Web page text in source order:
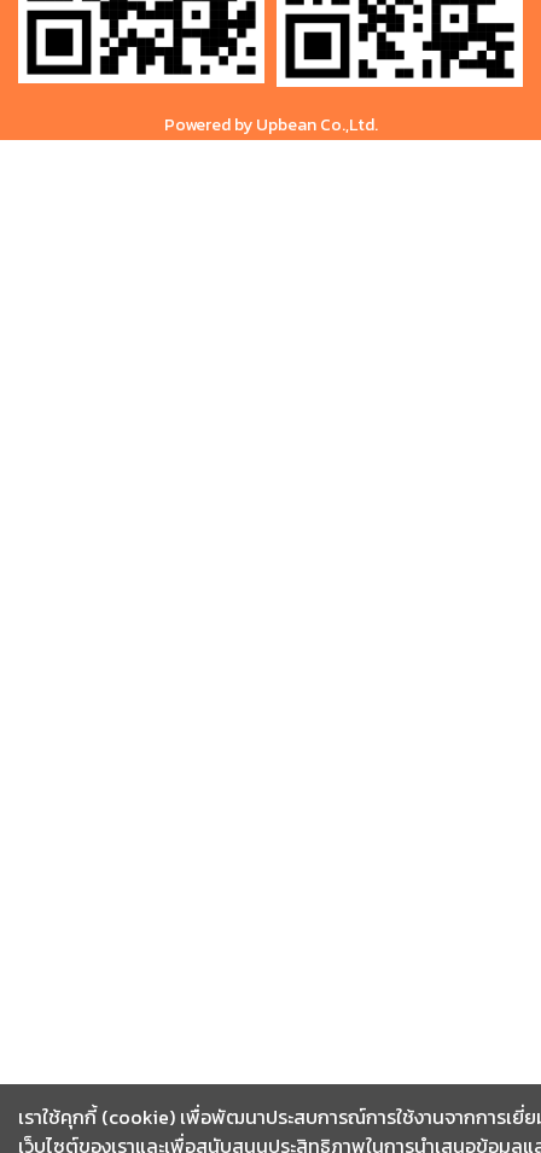
Powered by Upbean Co.,Ltd.
เราใช้คุกกี้ (cookie) เพื่อพัฒนาประสบการณ์การใช้งานจากการเยี่
เว็บไซต์ของเราและเพื่อสนับสนุนประสิทธิภาพในการนำเสนอข้อมูลแ